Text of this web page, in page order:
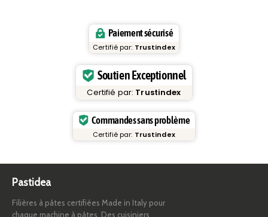
Paiement sécurisé
Certifié par: Trustindex
Soutien Exceptionnel
Certifié par: Trustindex
Commandes sans problème
Certifié par: Trustindex
Pastidea
Filières à pâtes certifiées Made in Italy pour
chaque machine à pâtes. Des cuisiniers